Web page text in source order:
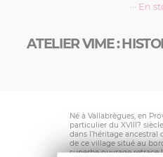
ATELIER VIME :
··· En
Né à Vallabrègues, en
particulier du XVIII?
dans l’héritage ancestral
de ce village situé au
superbe ouvrage retrace